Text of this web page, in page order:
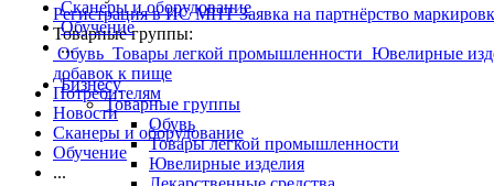
Сканеры и оборудование
Обучение
...
Бизнесу
Товарные группы
Обувь
Товары легкой промышленности
Ювелирные изделия
Регистрация в ИС МПТЗаявка на партнёрство
Товарные группы:
Обувь Товары легкой промышленности Ювелирные
добавок к пище
Потребителям
Новости
Сканеры и оборудование
Обучение
...